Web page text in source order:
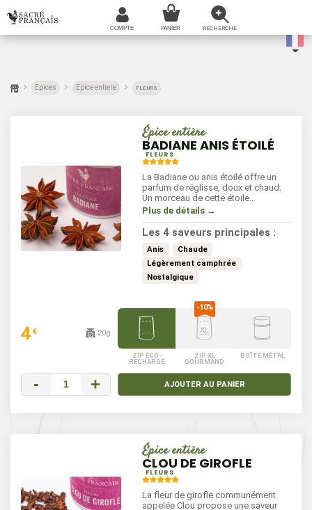
Epices Epice entiere FLEURS
Épice entière
BADIANE ANIS ÉTOILÉ
FLEURS
La Badiane ou anis étoilé offre un
parfum de réglisse, doux et chaud.
Un morceau de cette étoile
parfumera vos cuissons de
sautés. La badiane s'utilise
également en patisserie.
Plus de détails →
Les 4 saveurs principales :
Anis
Chaude
Légèrement camphrée
Nostalgique
4 € 20g
ZIP ÉCO-
RECHARGE
ZIP XL
GOURMAND
BOÎTE MÉTAL
- + AJOUTER AU PANIER
Épice entière
CLOU DE GIROFLE
FLEURS
La fleur de girofle communément
appelée Clou propose une saveur